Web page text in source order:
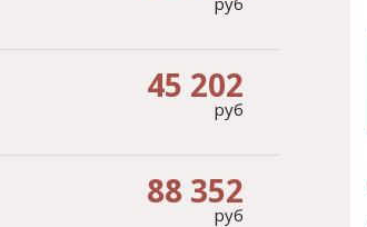
45 202
руб
88 352
руб